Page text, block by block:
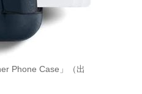
Phone Case」（出